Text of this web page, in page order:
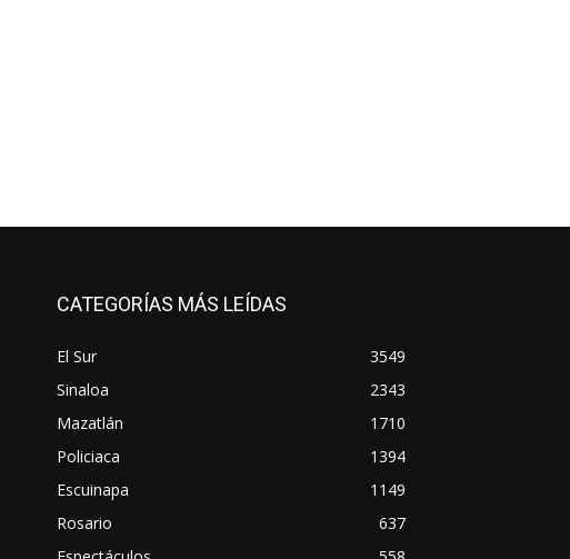
CATEGORÍAS MÁS LEÍDAS
El Sur
3549
Sinaloa
2343
Mazatlán
1710
Policiaca
1394
Escuinapa
1149
Rosario
637